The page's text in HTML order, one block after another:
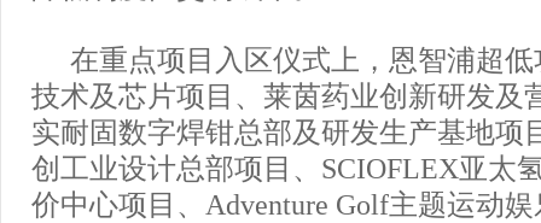
在重点项目入区仪式上，恩智浦超
技术及芯片项目、莱茵药业创新研发及
实耐固数字焊钳总部及研发生产基地项
创工业设计总部项目、SCIOFLEX亚太
价中心项目、Adventure Golf主题运动